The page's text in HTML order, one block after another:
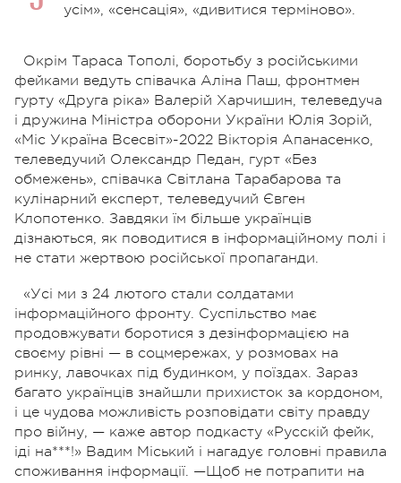
усім», «сенсація», «дивитися терміново».
Окрім Тараса Тополі, боротьбу з російськими
фейками ведуть співачка Аліна Паш, фронтмен
гурту «Друга ріка» Валерій Харчишин, телеведуча
і дружина Міністра оборони України Юлія Зорій,
«Міс Україна Всесвіт»-2022 Вікторія Апанасенко,
телеведучий Олександр Педан, гурт «Без
обмежень», співачка Світлана Тарабарова та
кулінарний експерт, телеведучий Євген
Клопотенко. Завдяки їм більше українців
дізнаються, як поводитися в інформаційному полі і
не стати жертвою російської пропаганди.
«Усі ми з 24 лютого стали солдатами
інформаційного фронту. Суспільство має
продовжувати боротися з дезінформацією на
своєму рівні — в соцмережах, у розмовах на
ринку, лавочках під будинком, у поїздах. Зараз
багато українців знайшли прихисток за кордоном,
і це чудова можливість розповідати світу правду
про війну, — каже автор подкасту «Русскій фейк,
іді на***!» Вадим Міський і нагадує головні правила
споживання інформації. —Щоб не потрапити на